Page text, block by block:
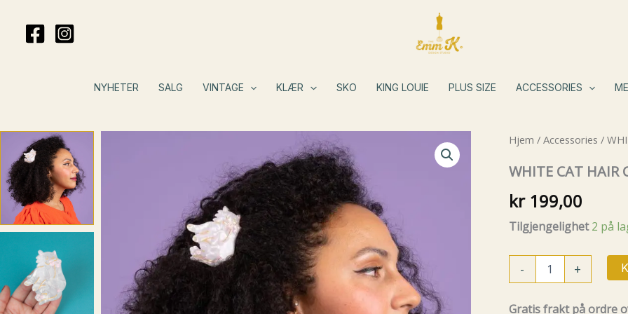
NYHETER SALG VINTAGE KLÆR SKO KING LOUIE PLUS SIZE ACCESSORIES
Hjem / Accessories /
WHITE CAT HAIR
kr199,00
Tilgjengelighet 2 på
-
CAT
CLAW
+
Gratis frakt på ordre